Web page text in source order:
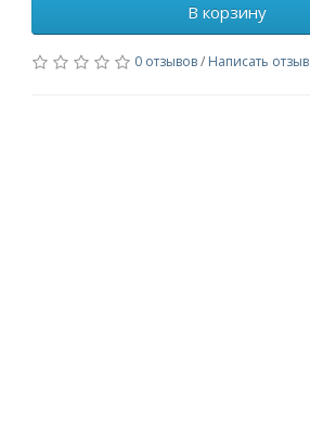
В корзину
0 отзывов/ Написать отзыв